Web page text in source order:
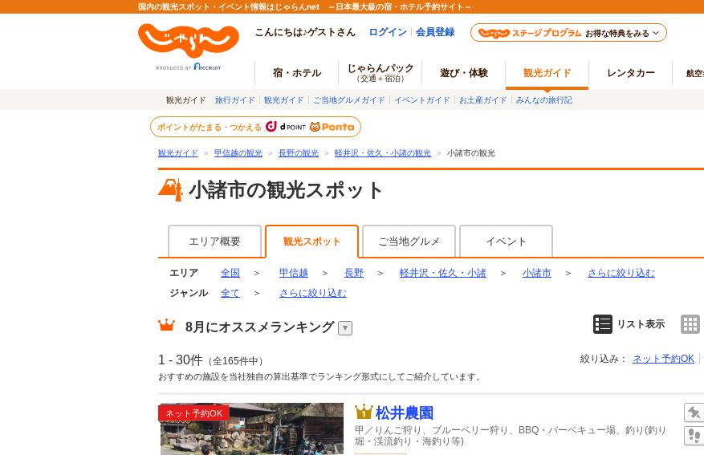
国内の観光スポット・イベント情報はじゃらんnet ～日本最大級の宿・ホテル予約サイト～
こんにちは♪ゲストさん ログイン 会員登録 お得な特典をみる
宿・ホテル じゃらんパック
（交通＋宿泊） 遊び・体験 観光ガイド レンタカー 航空
観光ガイド 旅行ガイド 観光ガイド ご当地グルメガイド イベントガイド お土産ガイド みんなの旅行記
ポイントがたまる・つかえる
観光ガイド ＞ 甲信越の観光 ＞ 長野の観光 ＞ 軽井沢・佐久・小諸の観光 ＞ 小諸市の観光
小諸市の観光スポット
エリア概要 観光スポット ご当地グルメ イベント
エリア 全国 ＞ 甲信越 ＞ 長野 ＞ 軽井沢・佐久・小諸 ＞ 小諸市 ＞
さらに絞り込む
ジャンル
全て ＞ さらに絞り込む
8月 にオススメランキング リスト表示
1 - 30件 （全165件中） 絞り込み： ネット予約OK
おすすめの施設を当社独自の算出基準でランキング形式にしてご紹介しています。
ネット予約OK 松井農園
甲／りんご狩り、ブルーベリー狩り、BBQ・バーベキュー場、釣り(釣り
堀・渓流釣り・海釣り等)